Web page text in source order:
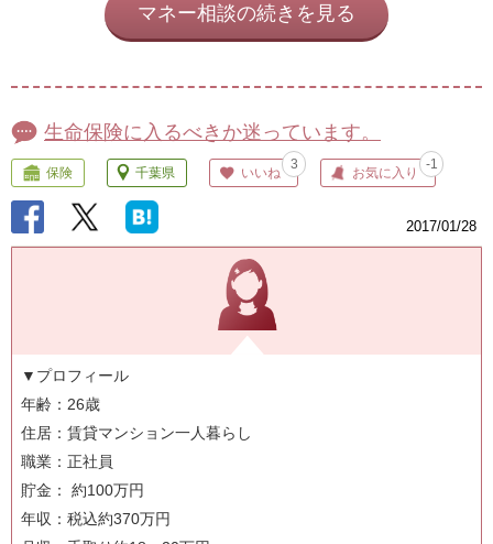
マネー相談の続きを見る
生命保険に入るべきか迷っています。
保険 千葉県 いいね
3
お気に入り
-1
2017/01/28
▼プロフィール
年齢：26歳
住居：賃貸マンション一人暮らし
職業：正社員
貯金： 約100万円
年収：税込約370万円